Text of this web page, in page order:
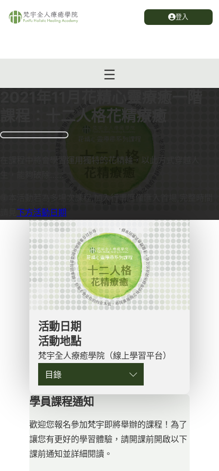
登入
2021年11月花精心靈療癒一階
課程：十二人格花精療癒
在課程中將會學習運用獨特的花精輪，以此方式穿越人
生，能夠破除…...
本活動若為多場次課程,加入行事曆僅匯入首場,完整時間
下方活動日期
學員課程通知
歡迎您報名參加梵宇即將舉辦的課程！為了
讓您有更好的學習體驗，請開課前開啟以下
課前通知並詳細閱讀。
活動日期
活動地點
梵宇全人療癒學院（線上學習平台）
目錄